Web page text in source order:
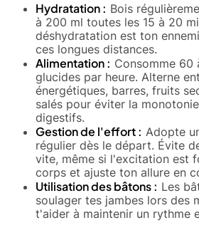
Hydratation : Bois
à 200 ml toutes les 15 à 20
déshydratation est ton
ces longues distances.
Alimentation : Consomme 60
glucides par heure. Alterne
énergétiques, barres, fruits
salés pour éviter la
digestifs.
Gestion de l'effort : Adopte
régulier dès le départ. Évite
vite, même si l'excitation est
corps et ajuste ton allure en
Utilisation des bâtons : Les
soulager tes jambes lors des
t'aider à maintenir un rythme